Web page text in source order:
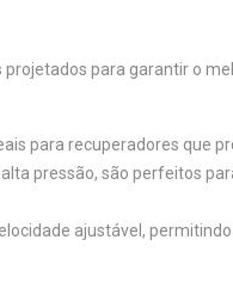
projetados para garantir o
para recuperadores que
pressão, são perfeitos
ajustável,